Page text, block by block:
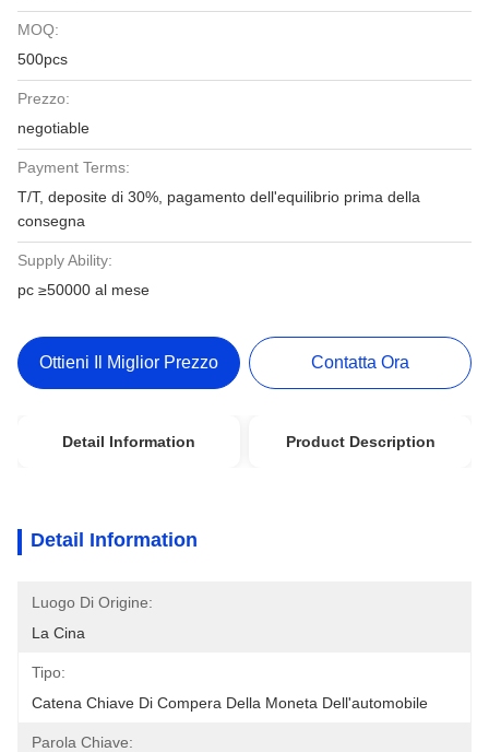
MOQ:
500pcs
Prezzo:
negotiable
Payment Terms:
T/T, deposite di 30%, pagamento dell'equilibrio prima della
consegna
Supply Ability:
pc ≥50000 al mese
Ottieni Il Miglior Prezzo Contatta Ora
Detail Information Product Description
Detail Information
Luogo Di Origine:
La Cina
Tipo:
Catena Chiave Di Compera Della Moneta Dell'automobile
Parola Chiave: